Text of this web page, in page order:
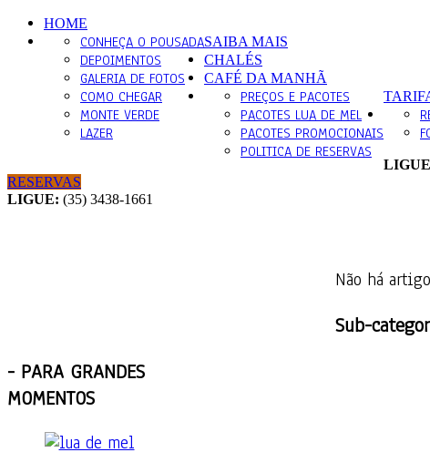
HOME
SAIBA MAIS
CONHEÇA O POUSADA
DEPOIMENTOS
GALERIA DE FOTOS
COMO CHEGAR
MONTE VERDE
LAZER
CHALÉS
CAFÉ DA MANHÃ
PREÇOS E PACOTES
PACOTES LUA DE MEL
PACOTES PROMOCIONAIS
POLITICA DE RESERVAS
RESERVAS
LIGUE: (35) 3438-1661
Não há
Sub-
- PARA GRANDES
MOMENTOS